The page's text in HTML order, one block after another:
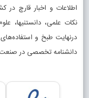
اطلاعات و اخبار قارچ در
نکات علمی، دانستنیها،
درنهایت طبخ و
دانشنامه تخصصی در